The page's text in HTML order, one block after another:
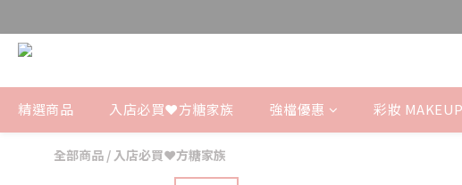
精選商品 入店必買❤️方糖家族 強檔優惠 彩妝 MAKEUP
全部商品 / 入店必買❤️方糖家族